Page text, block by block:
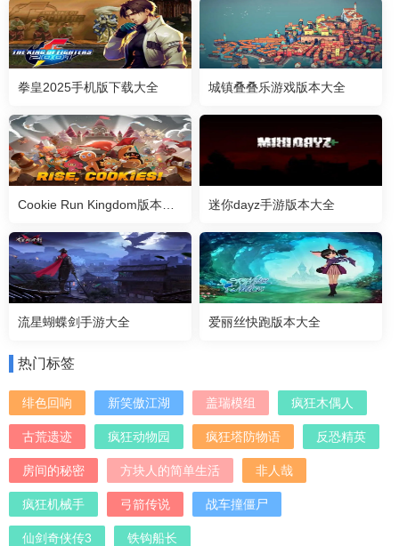
拳皇2025手机版下载大全 城镇叠叠乐游戏版本大全
迷你dayz手游版本大全
流星蝴蝶剑手游大全 爱丽丝快跑版本大全
热门标签
绯色回响 新笑傲江湖 盖瑞模组 疯狂木偶人
古荒遗迹 疯狂动物园 疯狂塔防物语 反恐精英
房间的秘密 方块人的简单生活 非人哉
疯狂机械手 弓箭传说 战车撞僵尸
仙剑奇侠传3 铁钩船长